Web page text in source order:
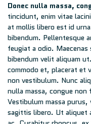
Donec nulla massa,
tincidunt, enim vitae
at mollis libero est id
bibendum. Pellentesque
feugiat a odio.
bibendum velit aliquam
commodo et, placerat et
non vestibulum. Nunc
nulla massa, congue
Vestibulum massa
sagittis libero. Ut aliquet